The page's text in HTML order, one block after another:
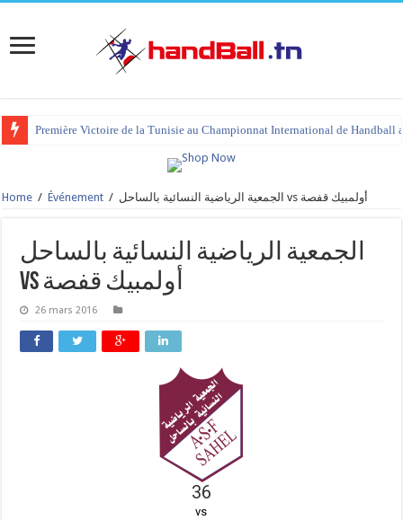
Première Victoire de la Tunisie au Championnat International de Handball
Home / Événement / الجمعية الرياضية النسائية بالساحل vs أولمبيك قفصة
الجمعية الرياضية النسائية بالساحل
vs أولمبيك قفصة
26 mars 2016
36
vs